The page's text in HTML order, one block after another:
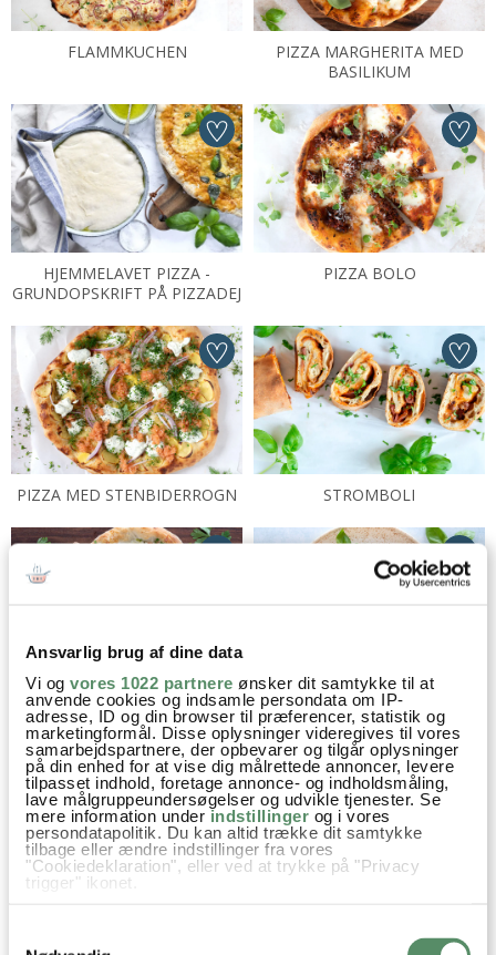
Ansvarlig brug af dine data
Vi og vores 1022 partnere ønsker dit samtykke til at
anvende cookies og indsamle persondata om IP-
adresse, ID og din browser til præferencer, statistik og
marketingformål. Disse oplysninger videregives til vores
samarbejdspartnere, der opbevarer og tilgår oplysninger
på din enhed for at vise dig målrettede annoncer, levere
tilpasset indhold, foretage annonce- og indholdsmåling,
lave målgruppeundersøgelser og udvikle tjenester. Se
mere information underindstillinger og i vores
persondatapolitik. Du kan altid trække dit samtykke
tilbage eller ændre indstillinger fra vores
"Cookiedeklaration", eller ved at trykke på "Privacy
trigger" ikonet.
Indsamle præcise oplysninger om din placering,
FLAMMKUCHEN
PIZZA MARGHERITA MED
BASILIKUM
HJEMMELAVET PIZZA -
GRUNDOPSKRIFT PÅ PIZZADEJ
PIZZA BOLO
PIZZA MED STENBIDERROGN STROMBOLI
PEINIRLI MED ÆG OG BACON
CALZONE MED SKINKE OG
CHAMPIGNON
OG SERRANO